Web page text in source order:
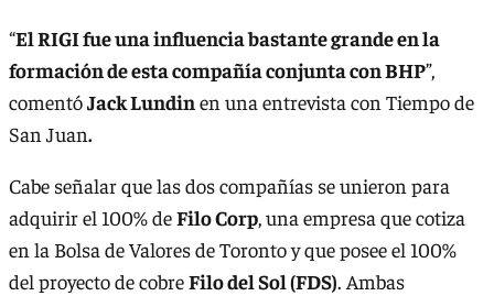
“El RIGI fue una influencia bastante grande en la
formación de esta compañía conjunta con BHP”,
comentóJack Lundinen una entrevista con Tiempo de
San Juan.
Cabe señalar que las dos compañías se unieron para
adquirir el 100% deFilo Corp, una empresa que cotiza
en la Bolsa de Valores de Toronto y que posee el 100%
del proyecto de cobreFilo del Sol (FDS). Ambas